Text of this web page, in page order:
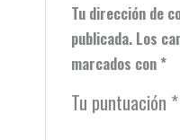
Tu dirección de
publicada. Los
marcados con *
Tu puntuación *